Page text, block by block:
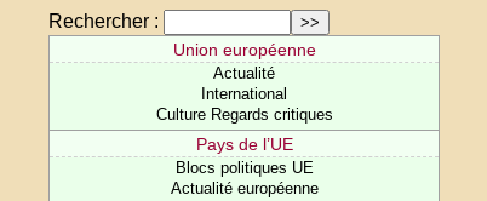
Rechercher :
Union européenne
Actualité
International
Culture Regards critiques
Pays de l’UE
Blocs politiques UE
Actualité européenne